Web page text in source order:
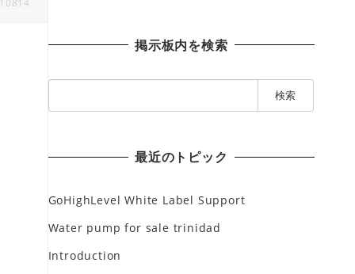
掲示板内を検索
索
最近のトピック
GoHighLevel White Label Support
Water pump for sale trinidad
Introduction